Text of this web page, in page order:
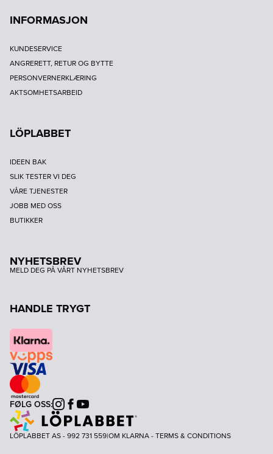
INFORMASJON
KUNDESERVICE
ANGRERETT, RETUR OG BYTTE
PERSONVERNERKLÆRING
AKTSOMHETSARBEID
LÖPLABBET
IDEEN BAK
SLIK TESTER VI DEG
VÅRE TJENESTER
JOBB MED OSS
BUTIKKER
NYHETSBREV
MELD DEG PÅ VÅRT NYHETSBREV
HANDLE TRYGT
FØLG OSS:Instagram
Facebook
Youtube
LÖPLABBET AS - 992 731 559|OM KLARNA-TERMS & CONDITIONS